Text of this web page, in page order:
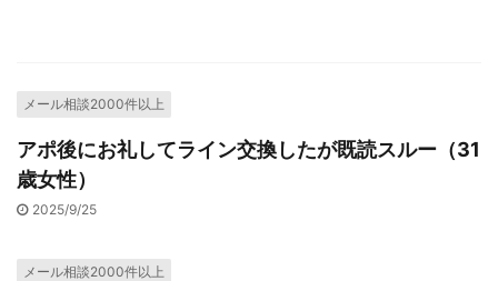
メール相談2000件以上
アポ後にお礼してライン交換したが既読スルー（31
歳女性）
2025/9/25
メール相談2000件以上